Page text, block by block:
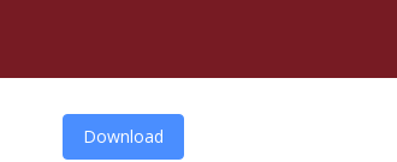
Download